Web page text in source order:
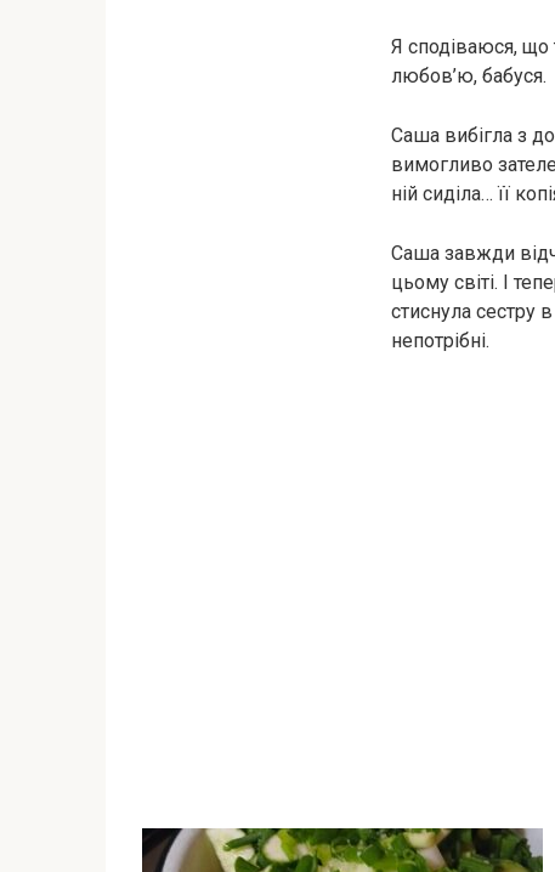
Я сподіваюся, що
любов’ю, бабуся.
Саша вибігла з
вимогливо
ній сиділа… її
Саша завжди
цьому світі. І
стиснула сестру
непотрібні.